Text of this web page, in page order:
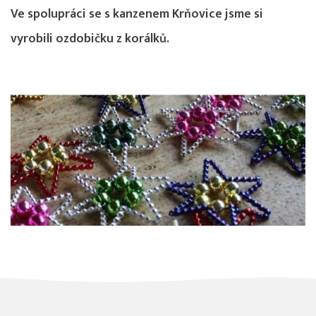
Ve spolupráci se s kanzenem Krňovice jsme si
vyrobili ozdobičku z korálků.